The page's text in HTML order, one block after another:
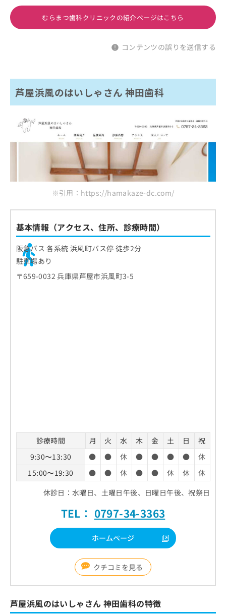
むらまつ歯科クリニックの紹介ページはこちら
コンテンツの誤りを送信する
芦屋浜風のはいしゃさん 神田歯科
※引用：https://hamakaze-dc.com/
基本情報（アクセス、住所、診療時間）
阪急バス 各系統 浜風町バス停 徒歩2分
駐車場あり
〒659-0032 兵庫県芦屋市浜風町3-5
診療時間 月 火 水 木 金 土 日
祝
9:30〜13:30
● ● 休 ● ● ● ●
休
15:00〜19:30
● ● 休 ● ● 休 休
休
休診日：水曜日、土曜日午後、日曜日午後、祝祭日
TEL： 0797-34-3363
ホームページ
クチコミを見る
芦屋浜風のはいしゃさん 神田歯科の特徴